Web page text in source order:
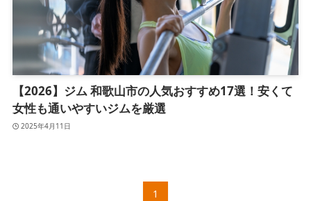
【2026】ジム 和歌山市の人気おすすめ17選！安くて
女性も通いやすいジムを厳選
2025年4月11日
1